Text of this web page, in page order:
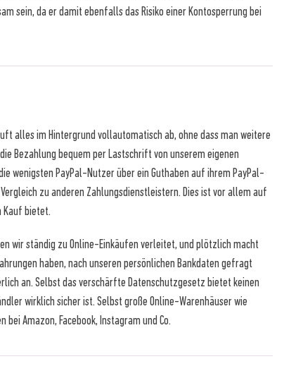
sein, da er damit ebenfalls das Risiko einer Kontosperrung bei
alles im Hintergrund vollautomatisch ab, ohne dass man weitere
Bezahlung bequem per Lastschrift von unserem eigenen
wenigsten PayPal-Nutzer über ein Guthaben auf ihrem PayPal-
zu anderen Zahlungsdienstleistern. Dies ist vor allem auf
Kauf bietet.
wir ständig zu Online-Einkäufen verleitet, und plötzlich macht
haben, nach unseren persönlichen Bankdaten gefragt
an. Selbst das verschärfte Datenschutzgesetz bietet keinen
wirklich sicher ist. Selbst große Online-Warenhäuser wie
Amazon, Facebook, Instagram und Co.